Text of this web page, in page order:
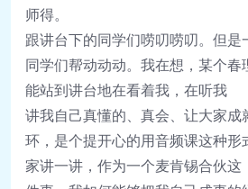
师得。
跟讲台下的同学们唠叨唠叨。但是
同学们帮动动动。 我在想，某个春
能站到讲台地在看着我，在听我
讲我自己真懂的、真会、 让大家成
环，是个提开心的用音频课这种形
家讲一讲，作为一个麦肯锡合伙这